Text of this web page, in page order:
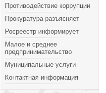
Противодействие коррупции
Прокуратура разъясняет
Росреестр информирует
Малое и среднее
предпринимательство
Муниципальные услуги
Контактная информация